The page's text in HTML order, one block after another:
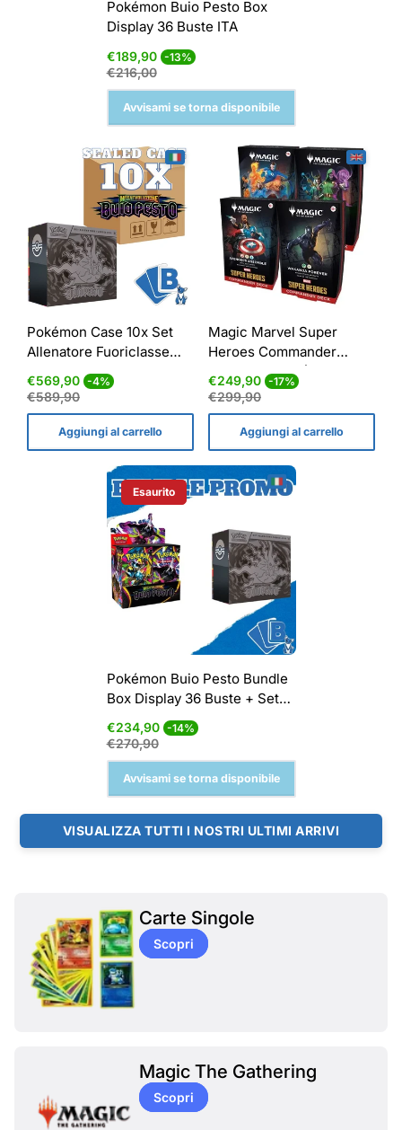
Pokémon Buio Pesto Box
Display 36 Buste ITA
Prezzo
di
vendita
€189,90 -13% Prezzo
€216,00
Avvisami se torna disponibile
Pokémon Case 10x Set
Allenatore Fuoriclasse
Buio Pesto ITA
Prezzo
di
vendita
€569,90 -4% Prezzo
€589,90
Aggiungi al carrello
Magic Marvel Super
Heroes Commander
Decks Display (4 mazzi) -
ENG
Prezzo
di
vendita
€249,90 -17% Prezzo
€299,90
Aggiungi al carrello
Etichetta Del Prodotto:
Esaurito
Pokémon Buio Pesto Bundle
Box Display 36 Buste + Set
Allenatore ITA
Prezzo
di
vendita
€234,90 -14% Prezzo
€270,90
Avvisami se torna disponibile
VISUALIZZA TUTTI I NOSTRI ULTIMI ARRIVI
Carte Singole
Scopri
Magic The Gathering
Scopri